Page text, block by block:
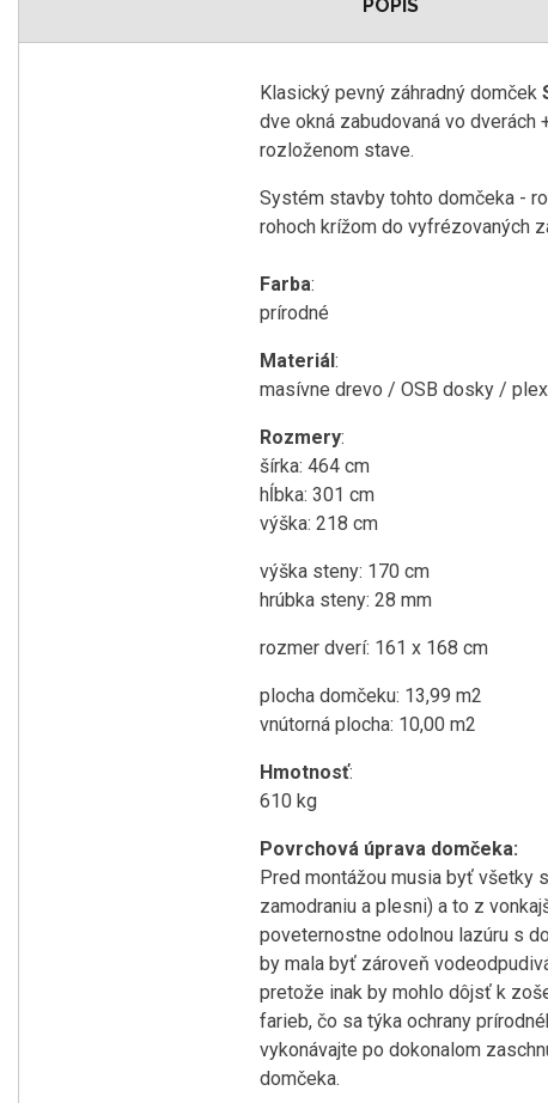
POPIS
Klasický pevný záhradný domček
dve okná zabudovaná vo
rozloženom stave.
Systém stavby tohto domčeka -
rohoch krížom do vyfrézovaných
Farba:
prírodné
Materiál:
masívne drevo / OSB dosky /
Rozmery:
šírka: 464 cm
hĺbka: 301 cm
výška: 218 cm
výška steny: 170 cm
hrúbka steny: 28 mm
rozmer dverí: 161 x 168 cm
plocha domčeku: 13,99 m2
vnútorná plocha: 10,00 m2
Hmotnosť:
610 kg
Povrchová úprava domčeka:
Pred montážou musia byť všetky
zamodraniu a plesni) a to z
poveternostne odolnou lazúru s
by mala byť zároveň
pretože inak by mohlo dôjsť k
farieb, čo sa týka ochrany
vykonávajte po dokonalom
domčeka.